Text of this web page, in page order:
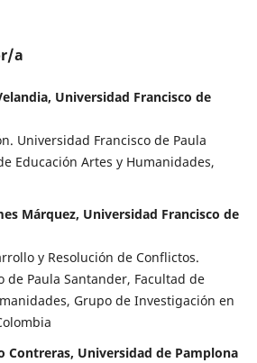
a
Universidad Francisco de
Universidad Francisco de Paula
Educación Artes y Humanidades,
Márquez, Universidad Francisco de
y Resolución de Conflictos.
de Paula Santander, Facultad de
Grupo de Investigación en
Contreras, Universidad de Pamplona